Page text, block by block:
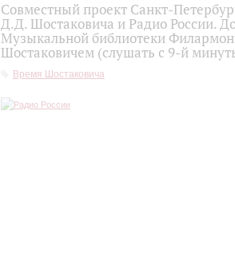
Совместный проект Санкт-
Д.Д. Шостаковича и Радио России.
Музыкальной библиотеки
Шостаковичем (слушать с 9-й
Время Шостаковича